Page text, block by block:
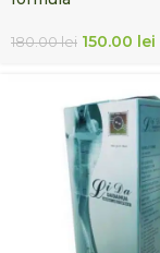
180.00lei 150.00 lei